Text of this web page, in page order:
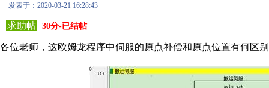
发表于：2020-03-21 16:28:43
求助帖 30分-已结帖
各位老师，这欧姆龙程序中伺服的原点补偿和原点位置有何区别